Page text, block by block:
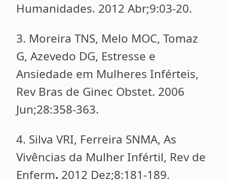
Humanidades. 2012 Abr;9:03-20.
3. Moreira TNS, Melo MOC, Tomaz
G, Azevedo DG, Estresse e
Ansiedade em Mulheres Inférteis,
Rev Bras de Ginec Obstet. 2006
Jun;28:358-363.
4. Silva VRI, Ferreira SNMA, As
Vivências da Mulher Infértil, Rev de
Enferm. 2012 Dez;8:181-189.